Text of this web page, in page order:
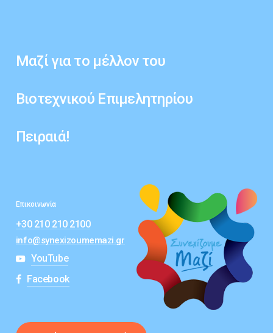
Μαζί για το μέλλον του
Βιοτεχνικού Επιμελητηρίου
Πειραιά!
Επικοινωνία
+30 210 210 2100
info@synexizoumemazi.gr
YouTube
Facebook